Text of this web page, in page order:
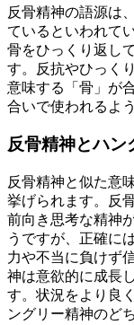
反骨精神の語源は
ているといわれて
骨をひっくり返し
す。反抗やひっく
意味する「骨」が
合いで使われるよ
反骨精神とハン
反骨精神と似た意
挙げられます。反
前向き思考な精神
うですが、正確に
力や不当に負けず
神は意欲的に成長
す。状況をより良
ングリー精神のど